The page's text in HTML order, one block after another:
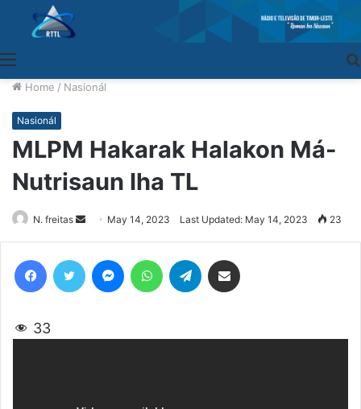
Home / Nasionál
Nasionál
MLPM Hakarak Halakon Má-
Nutrisaun Iha TL
N. freitas
Send
an
email
May 14, 2023 Last Updated: May 14, 2023 23
33